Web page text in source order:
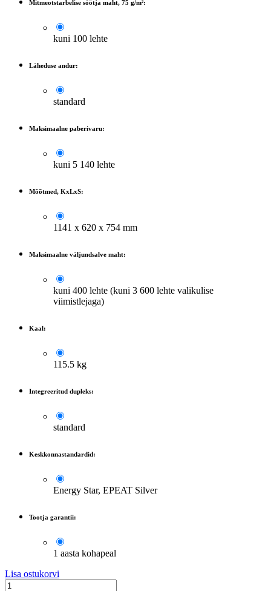
Mitmeotstarbelise söötja maht, 75 g/m²:
kuni 100 lehte
Läheduse andur:
standard
Maksimaalne paberivaru:
kuni 5 140 lehte
Mõõtmed, KxLxS:
1141 x 620 x 754 mm
Maksimaalne väljundsalve maht:
kuni 400 lehte (kuni 3 600 lehte valikulise
viimistlejaga)
Kaal:
115.5 kg
Integreeritud dupleks:
standard
Keskkonnastandardid:
Energy Star, EPEAT Silver
Tootja garantii:
1 aasta kohapeal
Lisa ostukorvi